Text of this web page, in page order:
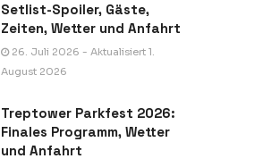
Setlist-Spoiler, Gäste,
Zeiten, Wetter und Anfahrt
26. Juli 2026 - Aktualisiert 1.
August 2026
Treptower Parkfest 2026:
Finales Programm, Wetter
und Anfahrt